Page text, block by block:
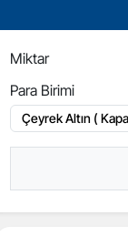
Miktar
Para Birimi